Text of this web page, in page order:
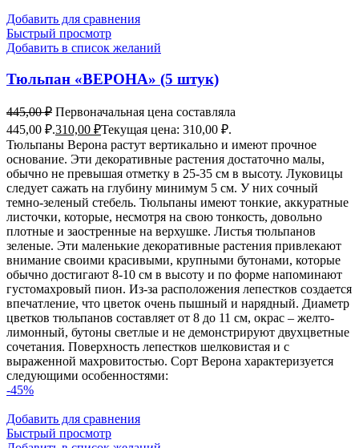
Добавить для сравнения
Быстрый просмотр
Добавить в список желаний
Тюльпан «ВЕРОНА» (5 штук)
445,00₽ Первоначальная цена составляла
445,00 ₽.310,00 ₽Текущая цена: 310,00 ₽.
Тюльпаны Верона растут вертикально и имеют прочное
основание. Эти декоративные растения достаточно малы,
обычно не превышая отметку в 25-35 см в высоту. Луковицы
следует сажать на глубину минимум 5 см. У них сочный
темно-зеленый стебель. Тюльпаны имеют тонкие, аккуратные
листочки, которые, несмотря на свою тонкость, довольно
плотные и заостренные на верхушке. Листья тюльпанов
зеленые. Эти маленькие декоративные растения привлекают
внимание своими красивыми, крупными бутонами, которые
обычно достигают 8-10 см в высоту и по форме напоминают
густомахровый пион. Из-за расположения лепестков создается
впечатление, что цветок очень пышный и нарядный. Диаметр
цветков тюльпанов составляет от 8 до 11 см, окрас – желто-
лимонный, бутоны светлые и не демонстрируют двухцветные
сочетания. Поверхность лепестков шелковистая и с
выраженной махровитостью. Сорт Верона характеризуется
следующими особенностями:
-45%
Добавить для сравнения
Быстрый просмотр